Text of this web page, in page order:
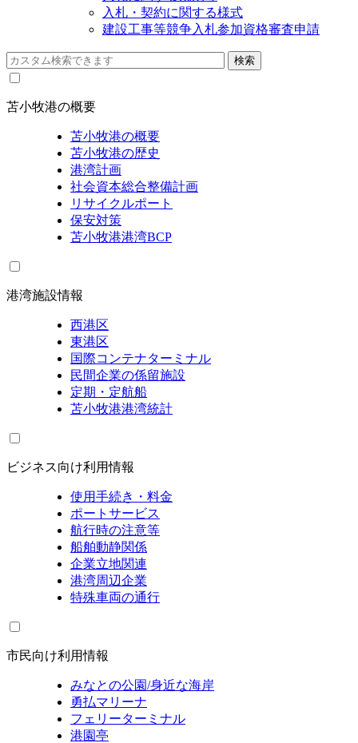
入札・契約に関する様式
建設工事等競争入札参加資格審査申請
苫小牧港の概要
苫小牧港の概要
苫小牧港の歴史
港湾計画
社会資本総合整備計画
リサイクルポート
保安対策
苫小牧港港湾BCP
港湾施設情報
西港区
東港区
国際コンテナターミナル
民間企業の係留施設
定期・定航船
苫小牧港港湾統計
ビジネス向け利用情報
使用手続き・料金
ポートサービス
航行時の注意等
船舶動静関係
企業立地関連
港湾周辺企業
特殊車両の通行
市民向け利用情報
みなとの公園/身近な海岸
勇払マリーナ
フェリーターミナル
港園亭